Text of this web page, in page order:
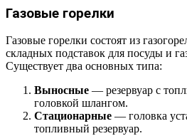
Газовые горелки
Газовые горелки состоят из
складных подставок для посуды и
Существует два основных типа:
Выносные — резервуар с
головкой шлангом.
Стационарные — головка
топливный резервуар.